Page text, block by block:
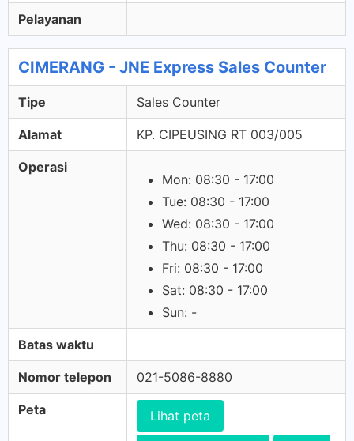
Pelayanan
CIMERANG - JNE Express Sales Counter
Tipe Sales Counter
Alamat KP. CIPEUSING RT 003/005
Operasi
Mon: 08:30 - 17:00
Tue: 08:30 - 17:00
Wed: 08:30 - 17:00
Thu: 08:30 - 17:00
Fri: 08:30 - 17:00
Sat: 08:30 - 17:00
Sun: -
Batas waktu
Nomor telepon 021-5086-8880
Peta Lihat peta